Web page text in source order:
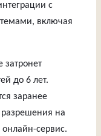
с
включая
затронет
до 6 лет.
заранее
на
сервис.